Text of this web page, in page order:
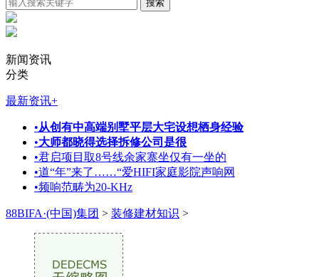
新闻资讯
分类
最新资讯+
•从创有中高端别墅平层大宅设想栖身经验
•大师都晓得选择拆修公司是很
•君启项目取8号线余家寨坐仅有一坐的
•道“年”来了……“爱HIFI家庭影院声响网
•频响范畴为20-KHz
88BIFA·(中国)集团 > 装修建材知识 >